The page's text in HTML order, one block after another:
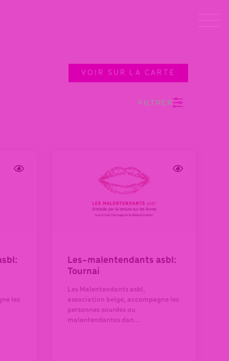
VOIR SUR LA CARTE
FILTRER
les
Les-malentendants asbl:
Tournai
Les Malentendants asbl,
association belge, accompagne les
personnes sourdes ou
malentendantes dan...